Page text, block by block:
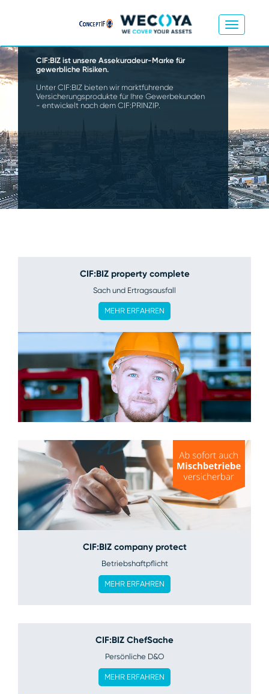
CIF:BIZ ist unsere Assekuradeur-Marke für
gewerbliche Risiken.
Unter CIF:BIZ bieten wir marktführende
Versicherungsprodukte für Ihre Gewerbekunden
- entwickelt nach dem CIF:PRINZIP.
CIF:BIZ property complete
Sach und Ertragsausfall
MEHR ERFAHREN
CIF:BIZ company protect
Betriebshaftpflicht
MEHR ERFAHREN
CIF:BIZ ChefSache
Persönliche D&O
MEHR ERFAHREN